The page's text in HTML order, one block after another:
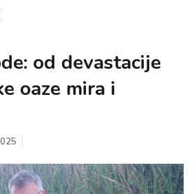
od devastacije
oaze mira i